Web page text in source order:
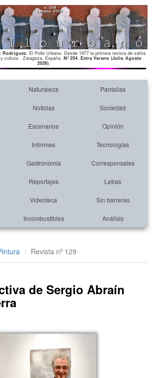
Rodríguez. El Pollo Urbano. Desde 1977 la primera revista de sátira
cultura . Zaragoza. España. Nº 254. Extra Verano (Julio Agosto
2026).
Naturaleza Pantallas
Noticias Sociedad
Escenarios Opinión
Informes Tecnologías
Gastronomía Corresponsales
Reportajes Letras
Videoteca Sin barreras
Incombustibles Análisis
Revista nº 129
de Sergio Abraín